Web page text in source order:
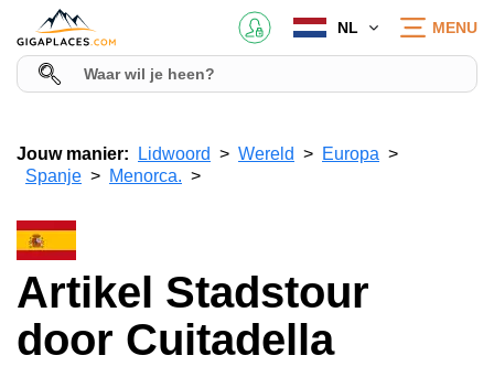
NL MENU
Jouw manier: Lidwoord Wereld
Europa
Spanje
Menorca.
Artikel Stadstour
door Cuitadella